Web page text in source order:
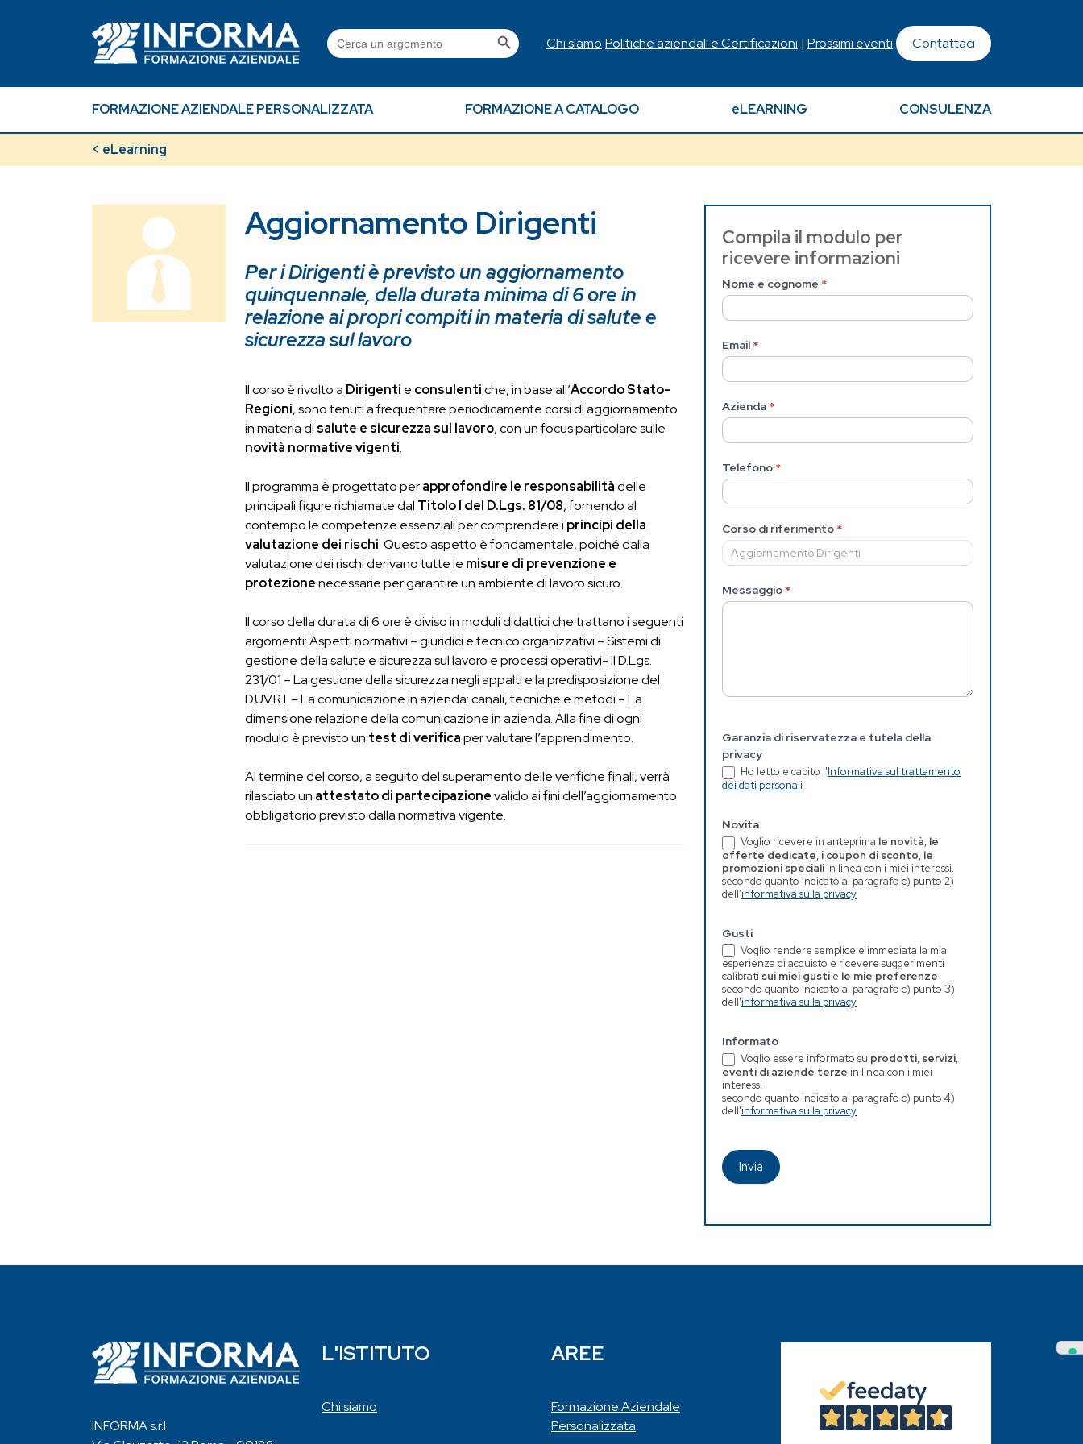
Search
for:
Search Button
Chi siamo Politiche aziendali e Certificazioni | Prossimi eventi Contattaci
FORMAZIONE AZIENDALE PERSONALIZZATA FORMAZIONE A CATALOGO eLEARNING CONSULENZA
< eLearning
Aggiornamento Dirigenti
Per i Dirigenti è previsto un aggiornamento
quinquennale, della durata minima di 6 ore in
relazione ai propri compiti in materia di salute e
sicurezza sul lavoro
Il corso è rivolto a Dirigenti e consulentiche, in base all’Accordo Stato-
Regioni, sono tenuti a frequentare periodicamente corsi di aggiornamento
in materia di salute e sicurezza sul lavoro, con un focus particolare sulle
novità normative vigenti.
Il programma è progettato perapprofondire le responsabilitàdelle
principali figure richiamate dal Titolo I del D.Lgs. 81/08, fornendo al
contempo le competenze essenziali per comprendere i principi della
valutazione dei rischi. Questo aspetto è fondamentale, poiché dalla
valutazione dei rischi derivano tutte le misure di prevenzione e
protezionenecessarie per garantire un ambiente di lavoro sicuro.
Il corso della durata di 6 ore è diviso in moduli didattici che trattano i seguenti
argomenti: Aspetti normativi – giuridici e tecnico organizzativi – Sistemi di
gestione della salute e sicurezza sul lavoro e processi operativi- Il D.Lgs.
231/01 – La gestione della sicurezza negli appalti e la predisposizione del
D.U.V.R.I. – La comunicazione in azienda: canali, tecniche e metodi – La
dimensione relazione della comunicazione in azienda. Alla fine di ogni
modulo è previsto un test di verificaper valutare l’apprendimento.
Al termine del corso, a seguito del superamento delle verifiche finali, verrà
rilasciato un attestato di partecipazionevalido ai fini dell’aggiornamento
obbligatorio previsto dalla normativa vigente.
Contattaci
(Pagina
interna)
Compila il modulo per
ricevere informazioni
Nome e cognome *
Email *
Azienda *
Telefono *
Corso di riferimento *
Messaggio *
Garanzia di riservatezza e tutela della
privacy
Ho letto e capito l'Informativa sul trattamento
dei dati personali
Novita
Voglio ricevere in anteprima le novità, le
offerte dedicate, i coupon di sconto, le
promozioni specialiin linea con i miei interessi.
secondo quanto indicato al paragrafo c) punto 2)
dell'informativa sulla privacy
Gusti
Voglio rendere semplice e immediata la mia
esperienza di acquisto e ricevere suggerimenti
calibrati sui miei gusti e le mie preferenze
secondo quanto indicato al paragrafo c) punto 3)
dell'informativa sulla privacy
Informato
Voglio essere informato su prodotti, servizi,
eventi di aziende terze in linea con i miei
interessi
secondo quanto indicato al paragrafo c) punto 4)
dell'informativa sulla privacy
Invia
INFORMA s.r.l
L'ISTITUTO
Chi siamo
AREE
Formazione Aziendale
Personalizzata